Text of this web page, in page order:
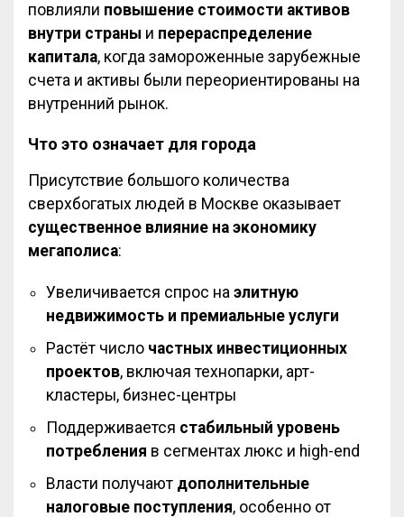
повлияли повышение стоимости активов
внутри страны и перераспределение
капитала, когда замороженные зарубежные
счета и активы были переориентированы на
внутренний рынок.
Что это означает для города
Присутствие большого количества
сверхбогатых людей в Москве оказывает
существенное влияние на экономику
мегаполиса:
Увеличивается спрос на элитную
недвижимость и премиальные услуги
Растёт число частных инвестиционных
проектов, включая технопарки, арт-
кластеры, бизнес-центры
Поддерживается стабильный уровень
потребления в сегментах люкс и high-end
Власти получают дополнительные
налоговые поступления, особенно от